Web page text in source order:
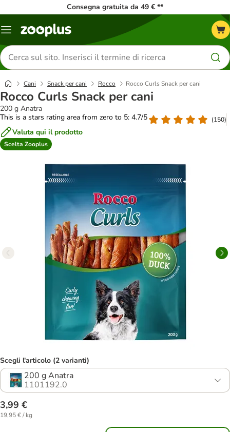
Consegna gratuita da 49 € **
Overview
Cerca
prodotti
Cani Snack per cani Rocco Rocco Curls Snack per cani
Rocco Curls Snack per cani
200 g Anatra
This is a stars rating area from zero to 5: 4.7/5
(150)
Valuta qui il prodotto
Scelta Zooplus
Scegli l'articolo (2 varianti)
200 g Anatra
1101192.0
3,99 €
19,95 € / kg